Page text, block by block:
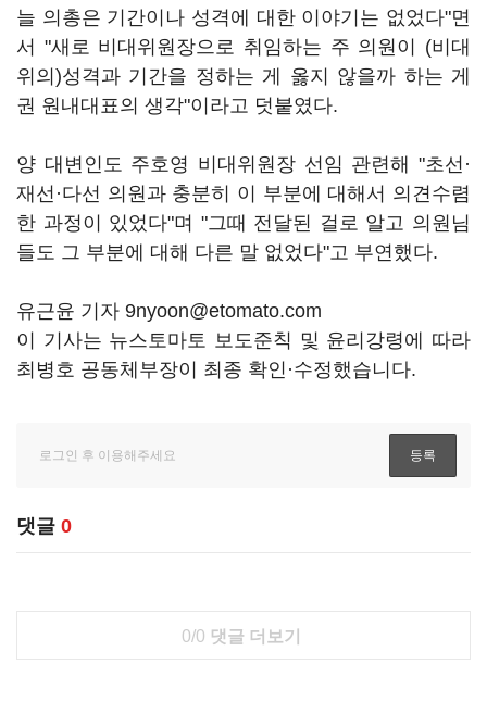
늘 의총은 기간이나 성격에 대한 이야기는 없었다"면
서 "새로 비대위원장으로 취임하는 주 의원이 (비대
위의)성격과 기간을 정하는 게 옳지 않을까 하는 게
권 원내대표의 생각"이라고 덧붙였다.
양 대변인도 주호영 비대위원장 선임 관련해 "초선·
재선·다선 의원과 충분히 이 부분에 대해서 의견수렴
한 과정이 있었다"며 "그때 전달된 걸로 알고 의원님
들도 그 부분에 대해 다른 말 없었다"고 부연했다.
유근윤 기자 9nyoon@etomato.com
이 기사는 뉴스토마토 보도준칙 및 윤리강령에 따라
최병호 공동체부장이 최종 확인·수정했습니다.
댓글 0
0/0 댓글 더보기